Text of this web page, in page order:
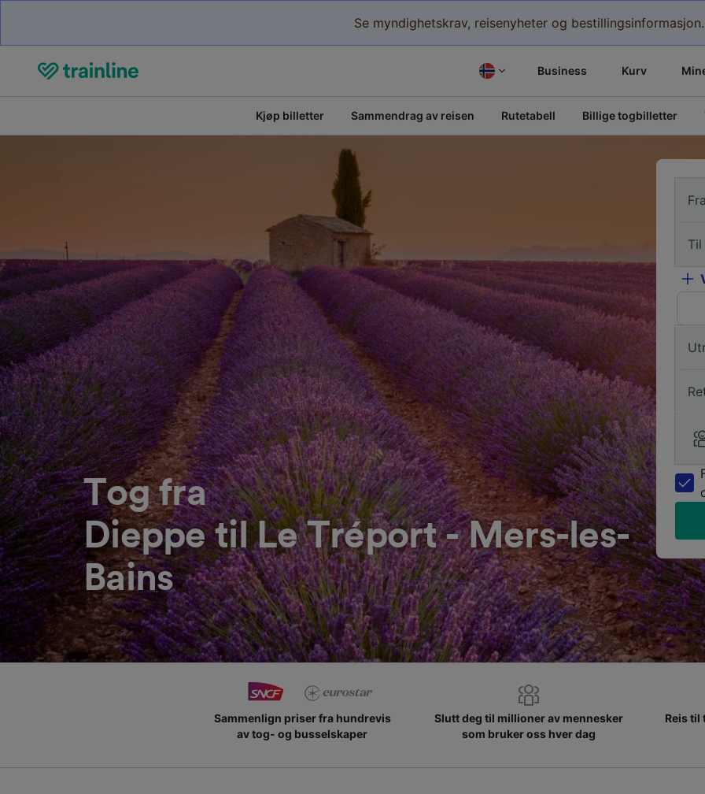
Se myndighetskrav, reisenyheter og bestillingsinformasjon.
Business Kurv
Kjøp billetter Sammendrag av reisen Rutetabell Billige togbilletter
Tog fra
Dieppe til Le Tréport - Mers-les-
Bains
Til
Sammenlign priser fra hundrevis
av tog- og busselskaper
Slutt deg til millioner av mennesker
som bruker oss hver dag
Reis til